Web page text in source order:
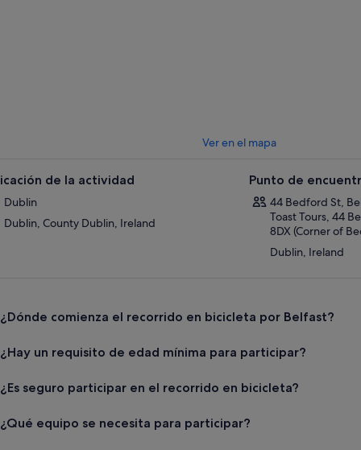
Ver en el mapa
de la actividad
Dublin
Dublin, County Dublin, Ireland
Punto de
44 Bedford St,
Toast Tours, 44
8DX (Corner of
Dublin, Ireland
¿Dónde comienza el recorrido en bicicleta por Belfast?
¿Hay un requisito de edad mínima para participar?
¿Es seguro participar en el recorrido en bicicleta?
¿Qué equipo se necesita para participar?